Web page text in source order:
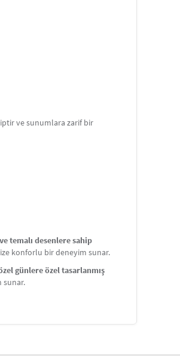
ve sunumlara zarif bir
temalı desenlere sahip
konforlu bir deneyim sunar.
günlere özel tasarlanmış
sunar.